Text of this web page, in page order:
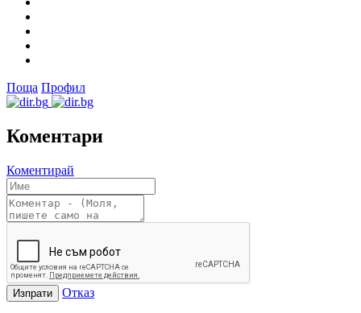
Поща Профил
Коментари
Коментирай
Изпрати Отказ